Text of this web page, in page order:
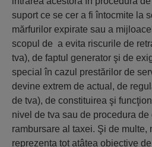
suport ce se cer a fi întocmite la
mărfurilor expirate sau a
scopul de a evita riscurile de
tva), de faptul generator şi de
special în cazul prestărilor de
devine extrem de actual, de
de tva), de constituirea şi
nivel de tva sau de procedura
rambursare al taxei. Şi de multe,
reprezenta tot atâtea obiective